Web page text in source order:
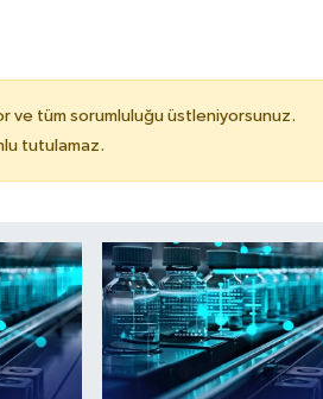
ve tüm sorumluluğu üstleniyorsunuz.
tutulamaz.